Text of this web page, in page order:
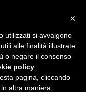
×
utilizzati si avvalgono
alle finalità illustrate
o negare il consenso
policy
pagina, cliccando
altra maniera,